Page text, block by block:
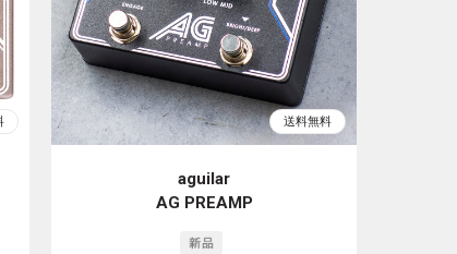
aguilar
AG PREAMP